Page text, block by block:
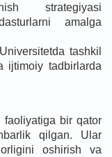
strategiyasi
amalga
tashkil
ijtimoiy tadbirlarda
faoliyatiga bir qator
qilgan. Ular
oshirish va